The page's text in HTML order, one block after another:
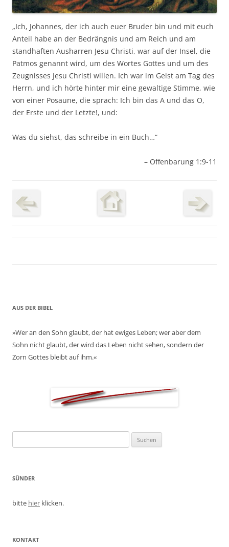
„Ich, Johannes, der ich auch euer Bruder bin und mit euch
Anteil habe an der Bedrängnis und am Reich und am
standhaften Ausharren Jesu Christi, war auf der Insel, die
Patmos genannt wird, um des Wortes Gottes und um des
Zeugnisses Jesu Christi willen. Ich war im Geist am Tag des
Herrn, und ich hörte hinter mir eine gewaltige Stimme, wie
von einer Posaune, die sprach: Ich bin das A und das O,
der Erste und der Letzte!, und:
Was du siehst, das schreibe in ein Buch…“
– Offenbarung 1:9-11
AUS DER BIBEL
»Wer an den Sohn glaubt, der hat ewiges Leben; wer aber dem
Sohn nicht glaubt, der wird das Leben nicht sehen, sondern der
Zorn Gottes bleibt auf ihm.«
nach:
SÜNDER
bitte hier klicken.
KONTAKT